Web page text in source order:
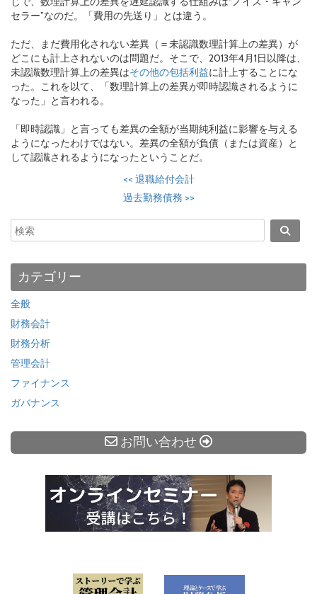
セラー”なのだ。「費用の先送り」とは違う。
ただ、まだ費用化されない差異（＝未認識数理計算上の差異）が
どこにも計上されないのは問題だ。そこで、2013年4月1日以降は、
未認識数理計算上の差異はその他の包括利益に計上することにな
った。これを以て、「数理計算上の差異が即時認識されるように
なった」と言われる。
「即時認識」と言っても差異の全額が当期純利益に影響を与える
ようになったわけではない。差異の全額が負債（または資産）と
して認識されるようになったということだ。
<< 退職給付会計
過去勤務債務 >>
カテゴリー
全般
財務会計
財務分析
管理会計
ファイナンス
ガバナンス
お問い合わせ